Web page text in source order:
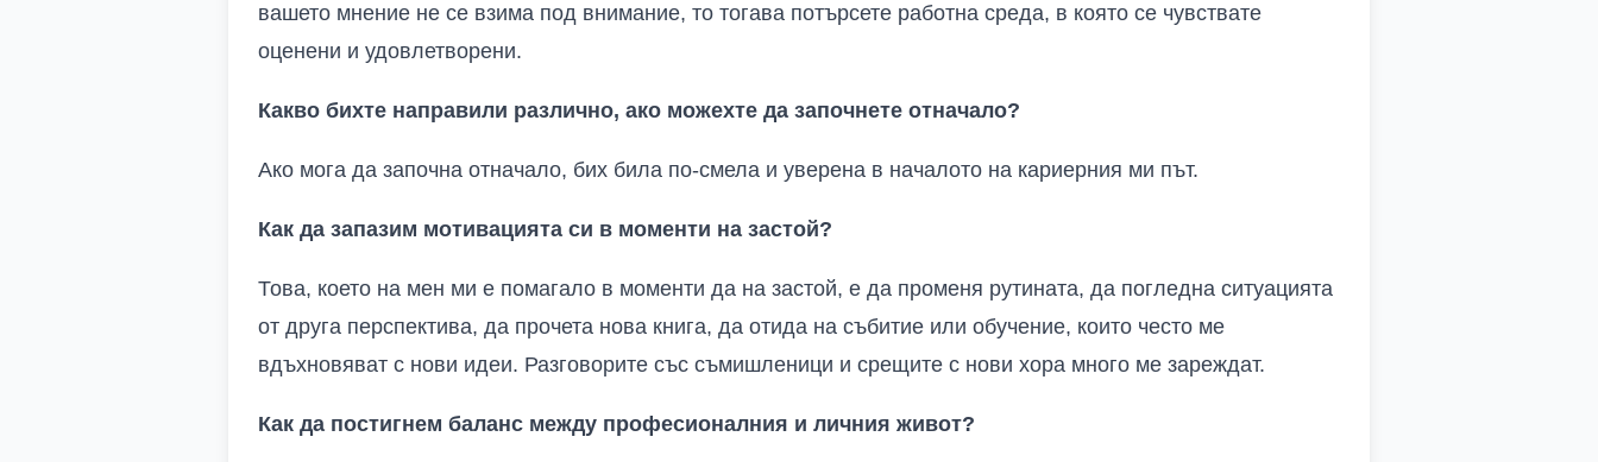
вашето мнение не се взима под внимание, то тогава потърсете работна среда, в която се чувствате
оценени и удовлетворени.
Какво бихте направили различно, ако можехте да започнете отначало?
Ако мога да започна отначало, бих била по-смела и уверена в началото на кариерния ми път.
Как да запазим мотивацията си в моменти на застой?
Това, което на мен ми е помагало в моменти да на застой, е да променя рутината, да погледна ситуацията
от друга перспектива, да прочета нова книга, да отида на събитие или обучение, които често ме
вдъхновяват с нови идеи. Разговорите със съмишленици и срещите с нови хора много ме зареждат.
Как да постигнем баланс между професионалния и личния живот?